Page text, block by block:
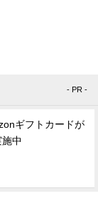
- PR -
ギフトカードが
中